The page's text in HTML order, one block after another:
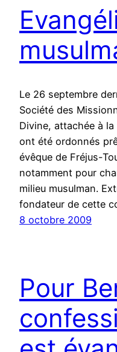
Le 26 septembre
Société des
Divine, attachée à
ont été ordonnés
évêque de Fréjus-
notamment pour
milieu musulman.
fondateur de cette
8 octobre 2009
Pour